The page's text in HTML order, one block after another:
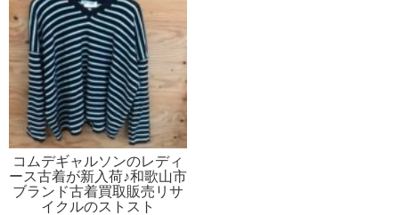
コムデギャルソンのレディ
ース古着が新入荷♪和歌山市
ブランド古着買取販売リサ
イクルのストスト